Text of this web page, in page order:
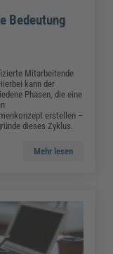
Bedeutung
Mitarbeitende
kann der
Phasen, die eine
erstellen –
dieses Zyklus.
Mehr lesen